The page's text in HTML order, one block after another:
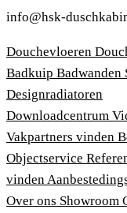
info@hsk-
Douchevloeren
Badkuip Badwanden
Designradiatoren
Downloadcentrum
Vakpartners vinden
Objectservice
vinden
Over ons Showroom